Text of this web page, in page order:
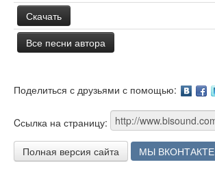
Скачать
Все песни автора
Поделиться с друзьями с помощью:
Cсылка на страницу:
Полная версия сайта МЫ ВКОНТАКТЕ